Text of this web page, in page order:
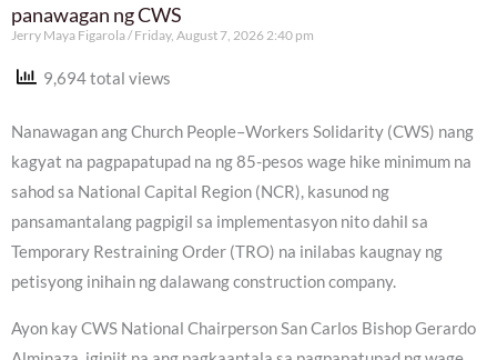
panawagan ng CWS
Jerry Maya Figarola Friday, August 7, 2026 2:40 pm
9,694 total views
Nanawagan ang Church People–Workers Solidarity (CWS) nang
kagyat na pagpapatupad na ng 85-pesos wage hike minimum na
sahod sa National Capital Region (NCR), kasunod ng
pansamantalang pagpigil sa implementasyon nito dahil sa
Temporary Restraining Order (TRO) na inilabas kaugnay ng
petisyong inihain ng dalawang construction company.
Ayon kay CWS National Chairperson San Carlos Bishop Gerardo